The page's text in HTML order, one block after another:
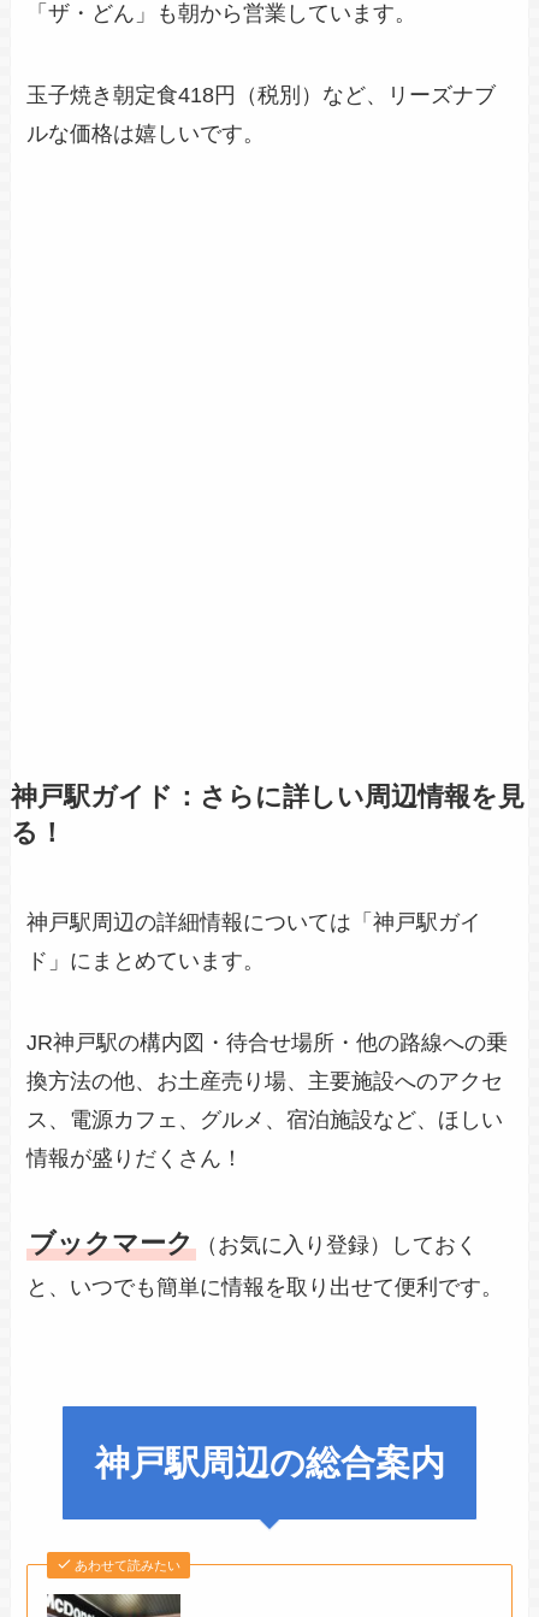
「ザ・どん」も朝から営業しています。
玉子焼き朝定食418円（税別）など、リーズナブ
ルな価格は嬉しいです。
神戸駅ガイド：さらに詳しい周辺情報を見
る！
神戸駅周辺の詳細情報については「神戸駅ガイ
ド」にまとめています。
JR神戸駅の構内図・待合せ場所・他の路線への乗
換方法の他、お土産売り場、主要施設へのアクセ
ス、電源カフェ、グルメ、宿泊施設など、ほしい
情報が盛りだくさん！
ブックマーク （お気に入り登録）しておく
と、いつでも簡単に情報を取り出せて便利です。
神戸駅周辺の総合案内
あわせて読みたい